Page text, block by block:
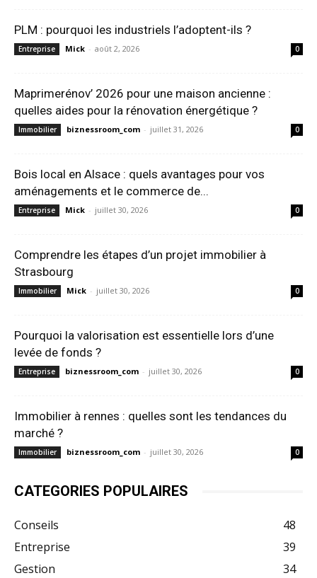
PLM : pourquoi les industriels l’adoptent-ils ?
Entreprise Mick - août 2, 2026 0
Maprimerénov’ 2026 pour une maison ancienne :
quelles aides pour la rénovation énergétique ?
Immobilier biznessroom_com - juillet 31, 2026 0
Bois local en Alsace : quels avantages pour vos
aménagements et le commerce de...
Entreprise Mick - juillet 30, 2026 0
Comprendre les étapes d’un projet immobilier à
Strasbourg
Immobilier Mick - juillet 30, 2026 0
Pourquoi la valorisation est essentielle lors d’une
levée de fonds ?
Entreprise biznessroom_com - juillet 30, 2026 0
Immobilier à rennes : quelles sont les tendances du
marché ?
Immobilier biznessroom_com - juillet 30, 2026 0
CATEGORIES POPULAIRES
Conseils
48
Entreprise
39
Gestion
34